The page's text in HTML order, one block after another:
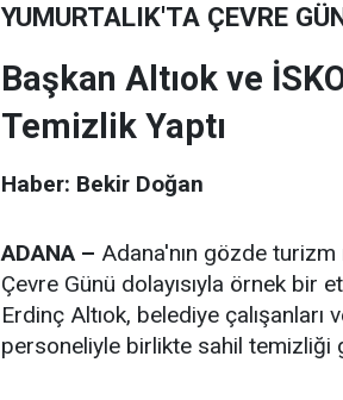
YUMURTALIK'TA ÇEVRE
Başkan Altıok ve
Temizlik Yaptı
Haber: Bekir Doğan
ADANA – Adana'nın gözde
Çevre Günü dolayısıyla örnek bir
Erdinç Altıok, belediye
personeliyle birlikte sahil temizliği